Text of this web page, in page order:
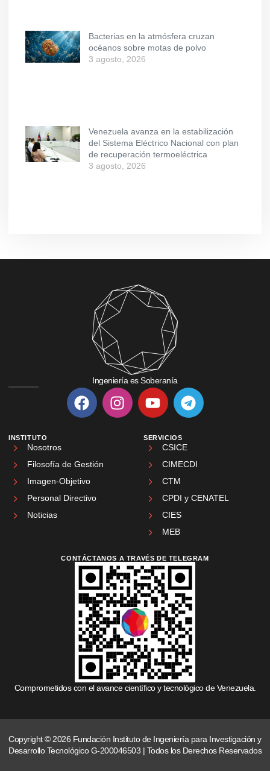
Bacterias en la atmósfera cruzan
océanos sobre motas de polvo
3 agosto, 2026
Venezuela avanza en la estabilización
del Sistema Eléctrico Nacional con plan
de recuperación termoeléctrica
3 agosto, 2026
Ingeniería es Soberanía
INSTITUTO
Nosotros
Filosofía de Gestión
Imagen-Objetivo
Personal Directivo
Noticias
SERVICIOS
CSICE
CIMECDI
CTM
CPDI y CENATEL
CIES
MEB
CONTÁCTANOS A TRAVÉS DE TELEGRAM
Comprometidos con el avance científico y tecnológico de Venezuela.
Copyright © 2026 Fundación Instituto de Ingeniería para Investigación y
Desarrollo Tecnológico G-200046503 | Todos los Derechos Reservados